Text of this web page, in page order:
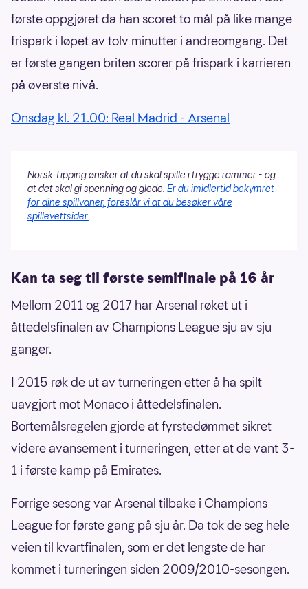
første oppgjøret da han scoret to mål på like mange
frispark i løpet av tolv minutter i andreomgang. Det
er første gangen briten scorer på frispark i karrieren
på øverste nivå.
Onsdag kl. 21.00: Real Madrid - Arsenal
Norsk Tipping ønsker at du skal spille i trygge rammer - og
at det skal gi spenning og glede. Er du imidlertid bekymret
for dine spillvaner, foreslår vi at du besøker våre
spillevettsider.
Kan ta seg til første semifinale på 16 år
Mellom 2011 og 2017 har Arsenal røket ut i
åttedelsfinalen av Champions League sju av sju
ganger.
I 2015 røk de ut av turneringen etter å ha spilt
uavgjort mot Monaco i åttedelsfinalen.
Bortemålsregelen gjorde at fyrstedømmet sikret
videre avansement i turneringen, etter at de vant 3-
1 i første kamp på Emirates.
Forrige sesong var Arsenal tilbake i Champions
League for første gang på sju år. Da tok de seg hele
veien til kvartfinalen, som er det lengste de har
kommet i turneringen siden 2009/2010-sesongen.